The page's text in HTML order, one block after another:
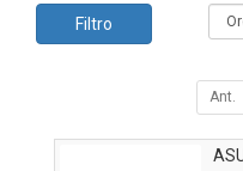
Filtro
Ant.